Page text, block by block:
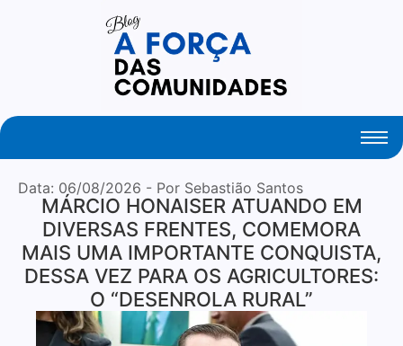
Just Another WordPress Site
Data: 06/08/2026 - Por Sebastião Santos
MÁRCIO HONAISER ATUANDO EM
DIVERSAS FRENTES, COMEMORA
MAIS UMA IMPORTANTE CONQUISTA,
DESSA VEZ PARA OS AGRICULTORES:
O “DESENROLA RURAL”